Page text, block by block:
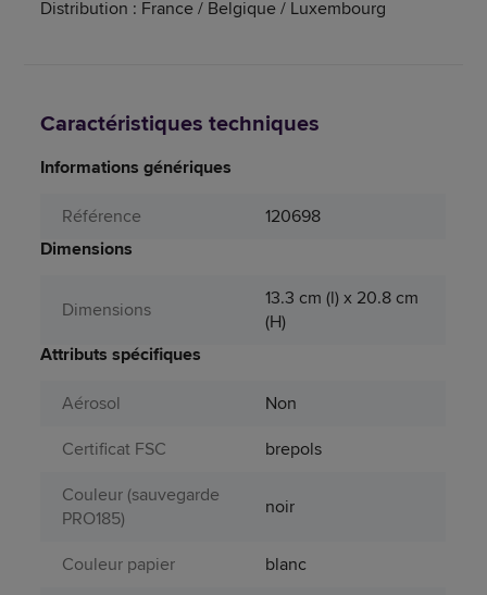
Distribution : France / Belgique / Luxembourg
Caractéristiques techniques
Informations génériques
Référence
120698
Dimensions
Dimensions
13.3 cm (l) x 20.8 cm
(H)
Attributs spécifiques
Aérosol
Non
Certificat FSC
brepols
Couleur (sauvegarde
PRO185)
noir
Couleur papier
blanc